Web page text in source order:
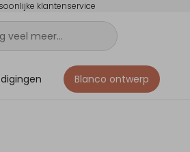
klantenservice
Blanco ontwerp